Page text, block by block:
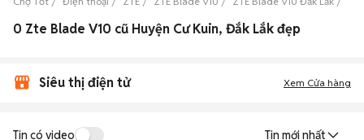
0 Zte Blade V10 cũ Huyện Cư Kuin, Đắk Lắk đẹp
Siêu thị điện tử Xem Cửa hàng
Tin có video Tin mới nhất